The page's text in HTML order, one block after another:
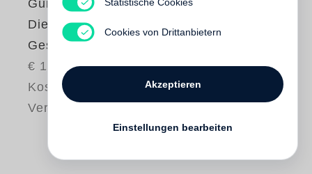
Günter Grass
Die Artur-Knoff-
Geschichten
€ 12.80
Kostenloser
Versand
Cookies von Drittanbietern
Akzeptieren
Einstellungen bearbeiten